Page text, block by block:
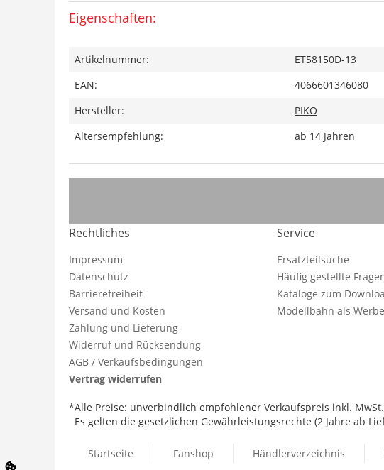
Eigenschaften:
Artikelnummer:
ET58150D-13
EAN:
4066601346080
Hersteller:
PIKO
Altersempfehlung:
ab 14 Jahren
Rechtliches
Impressum
Datenschutz
Barrierefreiheit
Versand und Kosten
Zahlung und Lieferung
Widerruf und Rücksendung
AGB / Verkaufsbedingungen
Vertrag widerrufen
Service
Ersatzteilsuche
Häufig gestellte
Kataloge zum
Modellbahn als
*Alle Preise: unverbindlich empfohlener Verkaufspreis inkl.
Es gelten die gesetzlichen Gewährleistungsrechte (2 Jahre ab
Startseite Fanshop Händlerverzeichnis